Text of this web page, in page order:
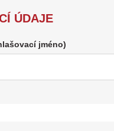
ÚDAJE
jméno)